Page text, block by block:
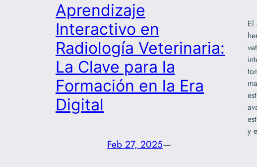
Aprendizaje
Interactivo en
Radiología Veterinaria:
La Clave para la
Formación en la Era
Digital
Feb 27, 2025—
El
y